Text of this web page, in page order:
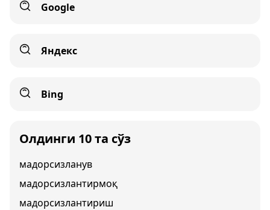
Google
Яндекс
Bing
Олдинги 10 та сўз
мадорсизланув
мадорсизлантирмоқ
мадорсизлантириш